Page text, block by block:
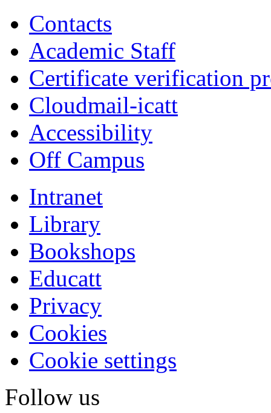
Contacts
Academic Staff
Certificate verification
Cloudmail-icatt
Accessibility
Off Campus
Intranet
Library
Bookshops
Educatt
Privacy
Cookies
Cookie settings
Follow us